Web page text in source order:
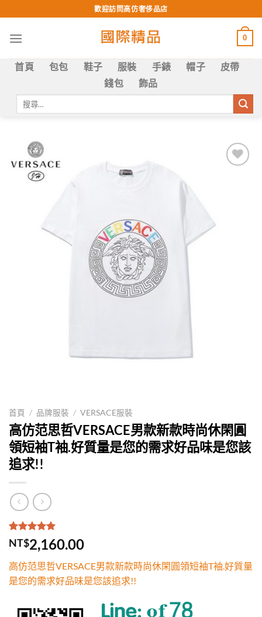
to
content
歡迎訪問高仿奢侈品店
0
首頁 包包 鞋子 服裝 手錶 帽子
皮帶
錢包
飾品
首頁 / 品牌服裝 / VERSACE服裝
高仿范思哲VERSACE男款新款時尚休閑圓
領短袖T袖.好質量是您的需求好品味是您該
追求!!
評分5.00 /
5，已有
1
位
分
NT$2,160.00
高仿范思哲VERSACE男款新款時尚休閑圓領短袖T袖.好質量
是您的需求好品味是您該追求!!